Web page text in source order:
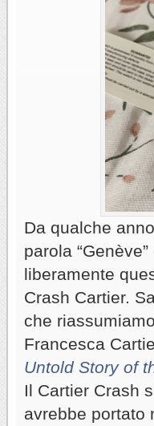
Da qualche
parola
liberamente
Crash Cartier.
che
Francesca
Untold Story of
Il Cartier Crash
avrebbe portato